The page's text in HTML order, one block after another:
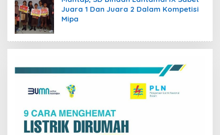
Juara 1 Dan Juara 2 Dalam Kompetisi
Mipa